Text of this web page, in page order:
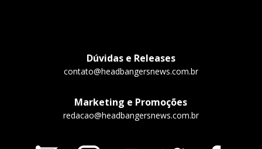
Dúvidas e Releases
contato@headbangersnews.com.br
Marketing e Promoções
redacao@headbangersnews.com.br